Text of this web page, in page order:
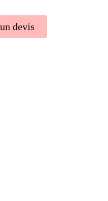
devis